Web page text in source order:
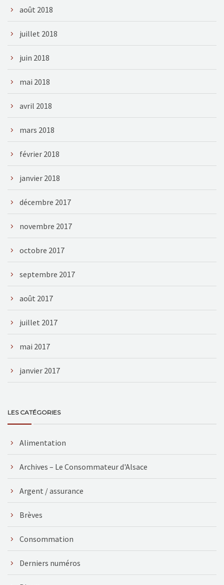
août 2018
juillet 2018
juin 2018
mai 2018
avril 2018
mars 2018
février 2018
janvier 2018
décembre 2017
novembre 2017
octobre 2017
septembre 2017
août 2017
juillet 2017
mai 2017
janvier 2017
LES CATÉGORIES
Alimentation
Archives – Le Consommateur d'Alsace
Argent / assurance
Brèves
Consommation
Derniers numéros